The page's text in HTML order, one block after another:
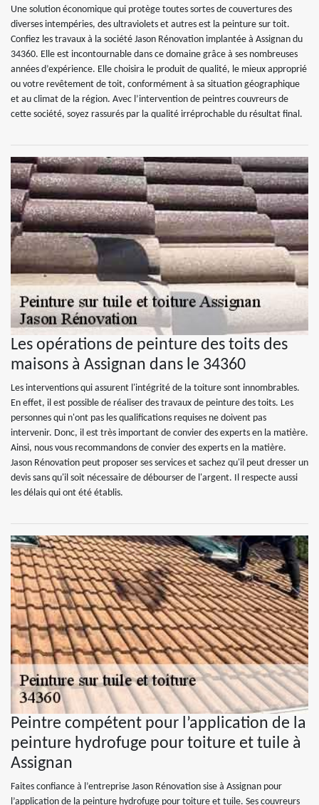
Une solution économique qui protège toutes sortes de couvertures des
diverses intempéries, des ultraviolets et autres est la peinture sur toit.
Confiez les travaux à la société Jason Rénovation implantée à Assignan du
34360. Elle est incontournable dans ce domaine grâce à ses nombreuses
années d’expérience. Elle choisira le produit de qualité, le mieux approprié
ou votre revêtement de toit, conformément à sa situation géographique
et au climat de la région. Avec l’intervention de peintres couvreurs de
cette société, soyez rassurés par la qualité irréprochable du résultat final.
Les opérations de peinture des toits des
maisons à Assignan dans le 34360
Les interventions qui assurent l'intégrité de la toiture sont innombrables.
En effet, il est possible de réaliser des travaux de peinture des toits. Les
personnes qui n'ont pas les qualifications requises ne doivent pas
intervenir. Donc, il est très important de convier des experts en la matière.
Ainsi, nous vous recommandons de convier des experts en la matière.
Jason Rénovation peut proposer ses services et sachez qu'il peut dresser un
devis sans qu'il soit nécessaire de débourser de l'argent. Il respecte aussi
les délais qui ont été établis.
Peintre compétent pour l’application de la
peinture hydrofuge pour toiture et tuile à
Assignan
Faites confiance à l’entreprise Jason Rénovation sise à Assignan pour
l’application de la peinture hydrofuge pour toiture et tuile. Ses couvreurs